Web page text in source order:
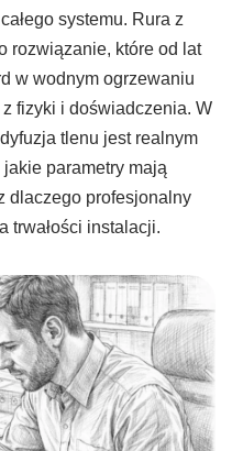
systemu. Rura z
rozwiązanie, które od lat
w wodnym ogrzewaniu
fizyki i doświadczenia. W
tlenu jest realnym
parametry mają
dlaczego profesjonalny
trwałości instalacji.